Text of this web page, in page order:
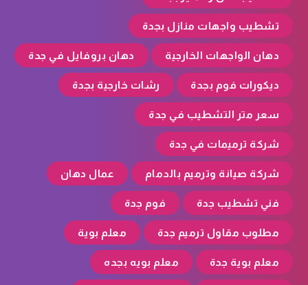
تشطيب واجهات منازل بجدة
دهان الواجهات الخارجية دهان بروفايل في جدة
ديكورات فوم بجدة رشات خارجية بجدة
سعر متر التشطيب في جدة
شركة ترميمات في جدة
شركة صيانة وترميم بالدمام عمال دهان
فني تشطيب جدة فوم جدة
مطلوب مقاول ترميم جدة معلم بوية
معلم بوية جدة معلم بويه بجده